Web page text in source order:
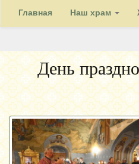
Главная Наш храм
День